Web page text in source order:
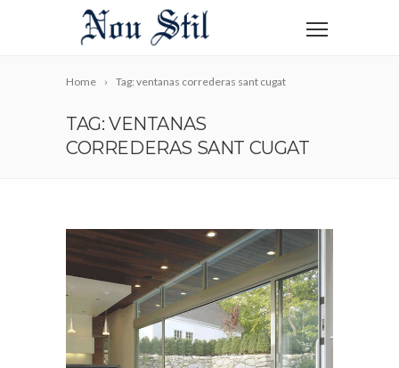
Home Tag: ventanas correderas sant cugat
TAG: VENTANAS
CORREDERAS SANT CUGAT